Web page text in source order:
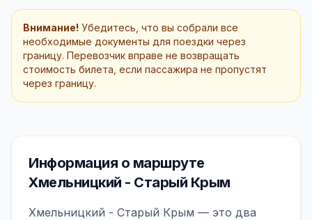
Внимание! Убедитесь, что вы собрали все
необходимые документы для поездки через
границу. Перевозчик вправе не возвращать
стоимость билета, если пассажира не пропустят
через границу.
Информация о маршруте
Хмельницкий - Старый Крым
Хмельницкий - Старый Крым — это два